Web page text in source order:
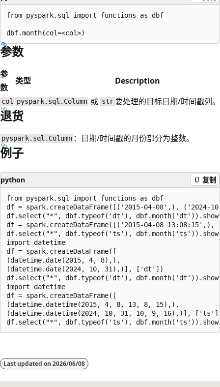
from pyspark.sql import functions as dbf
参数
参
数
类型 Description
col pyspark.sql.Column 或 str要处理的目标日期/时间戳列。
退货
pyspark.sql.Column ：日期/时间戳的月份部分为整数。
例子
python 复制
from pyspark.sql import functions as dbf
df = spark.createDataFrame([('2015-04-08',),
df.select("*", dbf.typeof('dt'),
df = spark.createDataFrame([('2015-04-08
df.select("*", dbf.typeof('ts'),
import datetime
df = spark.createDataFrame([
(datetime.date(2015, 4, 8),),
(datetime.date(2024, 10, 31),)], ['dt'])
df.select("*", dbf.typeof('dt'),
import datetime
df = spark.createDataFrame([
(datetime.datetime(2015, 4, 8, 13, 8, 15),),
(datetime.datetime(2024, 10, 31, 10, 9, 16),)],
模
式
Last updated on 2026/06/08